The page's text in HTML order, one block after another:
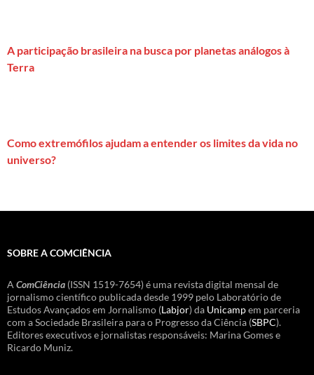
A participação brasileira na busca por planetas análogos à
Terra
Como extremófilos ajudam a entender os limites da vida no
universo?
SOBRE A COMCIÊNCIA
A ComCiência (ISSN 1519-7654) é uma revista digital mensal de
jornalismo científico publicada desde 1999 pelo Laboratório de
Estudos Avançados em Jornalismo (Labjor) da Unicampem parceria
com a Sociedade Brasileira para o Progresso da Ciência (SBPC).
Editores executivos e jornalistas responsáveis: Marina Gomes e
Ricardo Muniz.